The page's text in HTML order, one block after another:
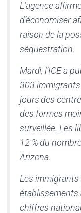
L’agence
d’économiser
raison de la
séquestration.
Mardi, l’ICE a
303
jours des
des formes
surveillée. Les
12 % du
Arizona.
Les immigrants
établissements
chiffres